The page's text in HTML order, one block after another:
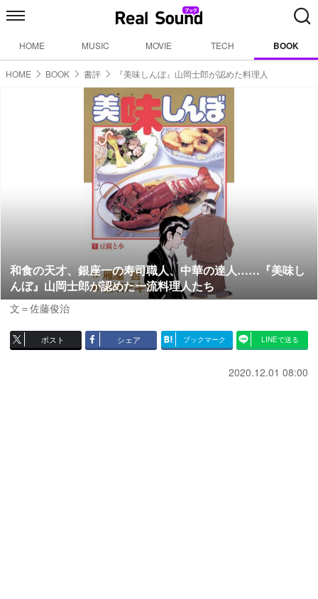
HOME MUSIC MOVIE TECH BOOK
HOME BOOK 書評 『美味しんぼ』山岡士郎が認めた料理人
和食の天才、銀座一の寿司職人、中華の達人……『美味し
んぼ』山岡士郎が認めた一流料理人たち
文＝佐藤俊治
ポスト シェア ブックマーク LINEで送る
2020.12.01 08:00